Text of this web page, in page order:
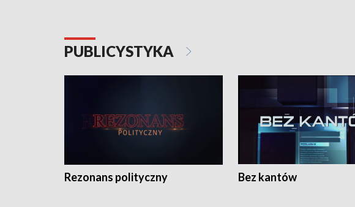
PUBLICYSTYKA
Rezonans polityczny Bez kantów